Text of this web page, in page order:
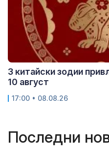
3 китайски зодии
10 август
17:00 • 08.08.26
Последни